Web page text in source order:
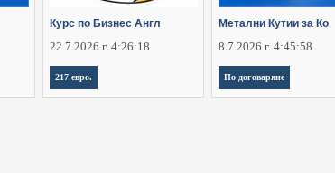
Курс по Бизнес Англ
22.7.2026 г. 4:26:18
217 евро.
Метални Кутии за Ко
8.7.2026 г. 4:45:58
По договаряне